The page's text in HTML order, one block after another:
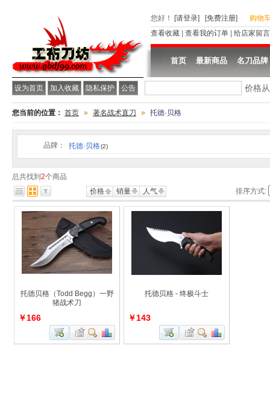
设为首页 加入收藏 隐私保护 公告
您好 ！ [请登录] [免费注册]
购物
查看收藏
查看我的订单 给店家留言
首页 最新商品 名刀品牌
价格
您当前的位置： 首页 » 著名战术直刀 » 托德·贝格
品牌： 托德·贝格(2)
总共找到 2个商品
价格
销量 人气 排序方式:
托德贝格（Todd Begg）一野
猪战术刀
￥166
托德贝格 - 终极斗士
￥143